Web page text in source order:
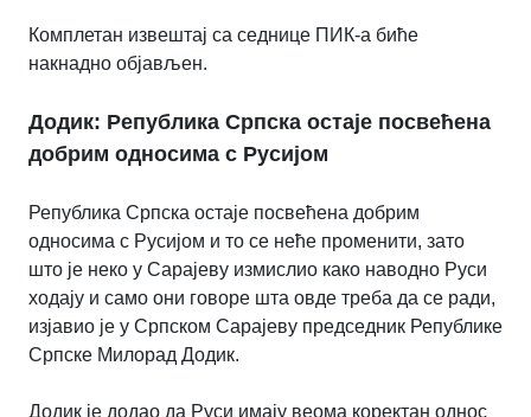
Комплетан извештај са седнице ПИК-а биће
накнадно објављен.
Додик: Република Српска остаје посвећена
добрим односима с Русијом
Република Српска остаје посвећена добрим
односима с Русијом и то се неће променити, зато
што је неко у Сарајеву измислио како наводно Руси
ходају и само они говоре шта овде треба да се ради,
изјавио је у Српском Сарајеву председник Републике
Српске Милорад Додик.
Додик је додао да Руси имају веома коректан однос